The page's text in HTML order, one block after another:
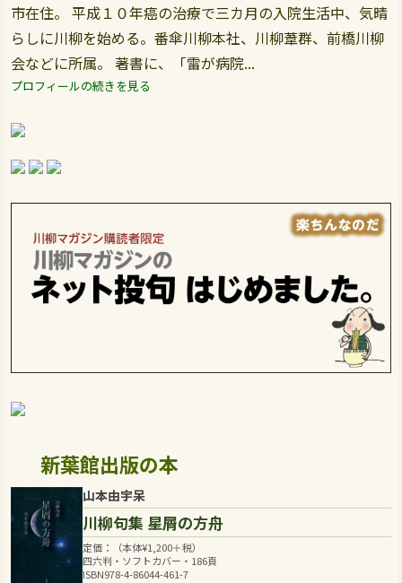
市在住。 平成１０年癌の治療で三カ月の入院生活中、気晴
らしに川柳を始める。番傘川柳本社、川柳葦群、前橋川柳
会などに所属。 著書に、「雷が病院...
プロフィールの続きを見る
新葉館出版の本
山本由宇呆
川柳句集 星屑の方舟
定価：（本体¥1,200＋税）
四六判・ソフトカバー・186頁
ISBN978-4-86044-461-7